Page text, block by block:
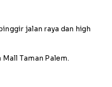
jalan raya dan high
Taman Palem.